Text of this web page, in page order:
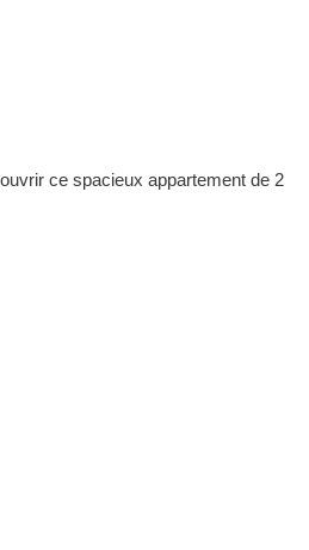
ce spacieux appartement de 2